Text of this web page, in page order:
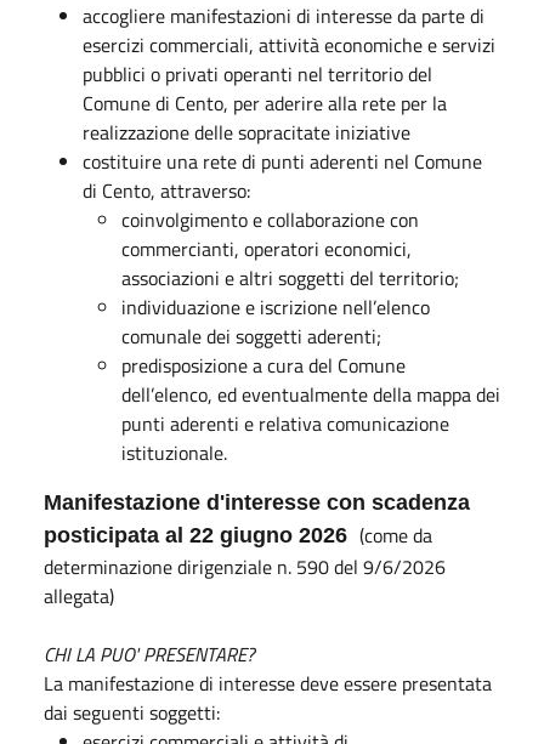
accogliere manifestazioni di interesse da parte di
esercizi commerciali, attività economiche e servizi
pubblici o privati operanti nel territorio del
Comune di Cento, per aderire alla rete per la
realizzazione delle sopracitate iniziative
costituire una rete di punti aderenti nel Comune
di Cento, attraverso:
coinvolgimento e collaborazione con
commercianti, operatori economici,
associazioni e altri soggetti del territorio;
individuazione e iscrizione nell’elenco
comunale dei soggetti aderenti;
predisposizione a cura del Comune
dell’elenco, ed eventualmente della mappa dei
punti aderenti e relativa comunicazione
istituzionale.
Manifestazione d'interesse con scadenza
posticipata al 22 giugno 2026 (come da
determinazione dirigenziale n. 590 del 9/6/2026
allegata)
CHI LA PUO' PRESENTARE?
La manifestazione di interesse deve essere presentata
dai seguenti soggetti: